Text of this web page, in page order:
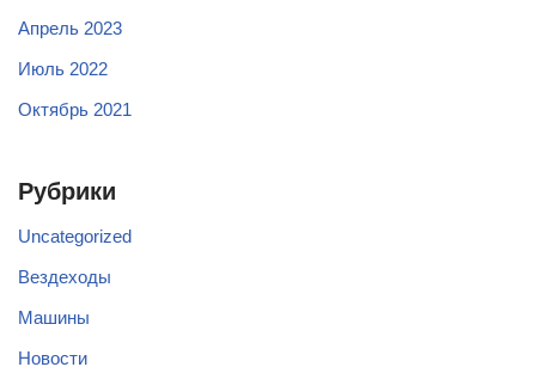
Апрель 2023
Июль 2022
Октябрь 2021
Рубрики
Uncategorized
Вездеходы
Машины
Новости